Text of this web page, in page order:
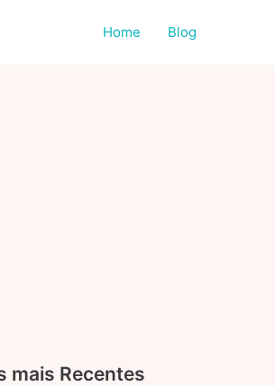
Home Blog
mais Recentes